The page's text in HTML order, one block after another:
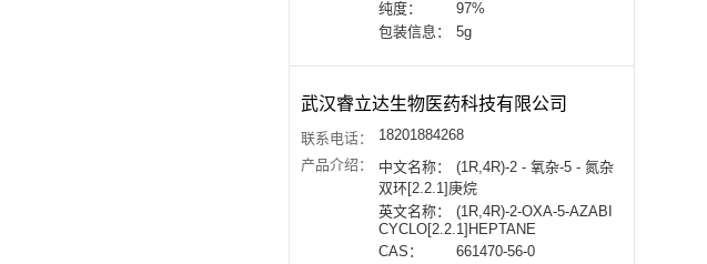
纯度：
97%
包装信息：
5g
武汉睿立达生物医药科技有限公司
联系电话：
18201884268
产品介绍：
中文名称：
(1R,4R)-2 - 氧杂-5 - 氮杂
双环[2.2.1]庚烷
英文名称：
(1R,4R)-2-OXA-5-AZABI
CYCLO[2.2.1]HEPTANE
CAS：
661470-56-0